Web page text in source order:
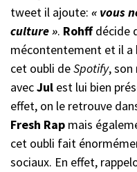
tweet il ajoute: « vous
culture ». Rohffdécide
mécontentement et il a
cet oubli deSpotify, son
avecJul est lui bien
effet, on le retrouve
Fresh Rap mais
cet oubli fait
sociaux. En effet,